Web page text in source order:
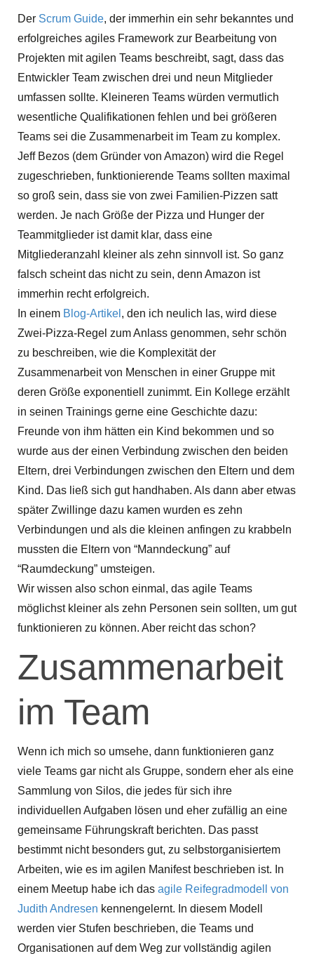
Der Scrum Guide, der immerhin ein sehr bekanntes und
erfolgreiches agiles Framework zur Bearbeitung von
Projekten mit agilen Teams beschreibt, sagt, dass das
Entwickler Team zwischen drei und neun Mitglieder
umfassen sollte. Kleineren Teams würden vermutlich
wesentliche Qualifikationen fehlen und bei größeren
Teams sei die Zusammenarbeit im Team zu komplex.
Jeff Bezos (dem Gründer von Amazon) wird die Regel
zugeschrieben, funktionierende Teams sollten maximal
so groß sein, dass sie von zwei Familien-Pizzen satt
werden. Je nach Größe der Pizza und Hunger der
Teammitglieder ist damit klar, dass eine
Mitgliederanzahl kleiner als zehn sinnvoll ist. So ganz
falsch scheint das nicht zu sein, denn Amazon ist
immerhin recht erfolgreich.
In einem Blog-Artikel , den ich neulich las, wird diese
Zwei-Pizza-Regel zum Anlass genommen, sehr schön
zu beschreiben, wie die Komplexität der
Zusammenarbeit von Menschen in einer Gruppe mit
deren Größe exponentiell zunimmt. Ein Kollege erzählt
in seinen Trainings gerne eine Geschichte dazu:
Freunde von ihm hätten ein Kind bekommen und so
wurde aus der einen Verbindung zwischen den beiden
Eltern, drei Verbindungen zwischen den Eltern und dem
Kind. Das ließ sich gut handhaben. Als dann aber etwas
später Zwillinge dazu kamen wurden es zehn
Verbindungen und als die kleinen anfingen zu krabbeln
mussten die Eltern von “Manndeckung” auf
“Raumdeckung” umsteigen.
Wir wissen also schon einmal, das agile Teams
möglichst kleiner als zehn Personen sein sollten, um gut
funktionieren zu können. Aber reicht das schon?
Zusammenarbeit
im Team
Wenn ich mich so umsehe, dann funktionieren ganz
viele Teams gar nicht als Gruppe, sondern eher als eine
Sammlung von Silos, die jedes für sich ihre
individuellen Aufgaben lösen und eher zufällig an eine
gemeinsame Führungskraft berichten. Das passt
bestimmt nicht besonders gut, zu selbstorganisiertem
Arbeiten, wie es im agilen Manifest beschrieben ist. In
einem Meetup habe ich das agile Reifegradmodell von
Judith Andresen kennengelernt. In diesem Modell
werden vier Stufen beschrieben, die Teams und
Organisationen auf dem Weg zur vollständig agilen